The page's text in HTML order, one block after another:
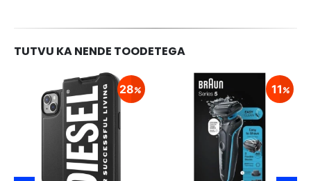
TUTVU KA NENDE TOODETEGA
28 11